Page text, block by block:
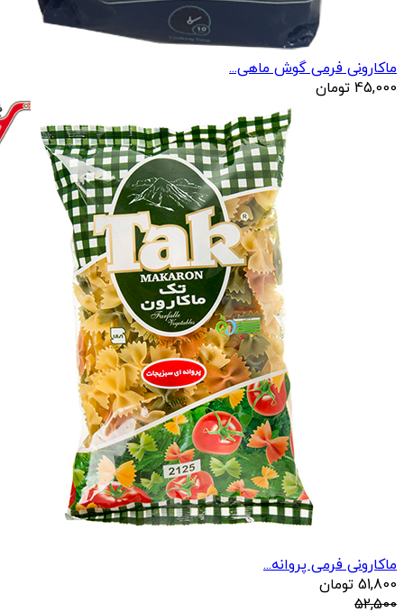
ماکارونی فرمی گوش ماهی...
45,000 تومان
ماکارونی فرمی پروانه...
51,800 تومان
52,500